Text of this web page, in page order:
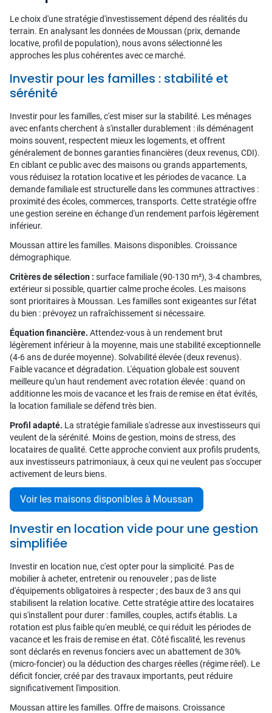
Le choix d'une stratégie d'investissement dépend des réalités du
terrain. En analysant les données de Moussan (prix, demande
locative, profil de population), nous avons sélectionné les
approches les plus cohérentes avec ce marché.
Investir pour les familles : stabilité et
sérénité
Investir pour les familles, c'est miser sur la stabilité. Les ménages
avec enfants cherchent à s'installer durablement : ils déménagent
moins souvent, respectent mieux les logements, et offrent
généralement de bonnes garanties financières (deux revenus, CDI).
En ciblant ce public avec des maisons ou grands appartements,
vous réduisez la rotation locative et les périodes de vacance. La
demande familiale est structurelle dans les communes attractives :
proximité des écoles, commerces, transports. Cette stratégie offre
une gestion sereine en échange d'un rendement parfois légèrement
inférieur.
Moussan attire les familles. Maisons disponibles. Croissance
démographique.
Critères de sélection : surface familiale (90-130 m²), 3-4 chambres,
extérieur si possible, quartier calme proche écoles. Les maisons
sont prioritaires à Moussan. Les familles sont exigeantes sur l'état
du bien : prévoyez un rafraîchissement si nécessaire.
Équation financière. Attendez-vous à un rendement brut
légèrement inférieur à la moyenne, mais une stabilité exceptionnelle
(4-6 ans de durée moyenne). Solvabilité élevée (deux revenus).
Faible vacance et dégradation. L'équation globale est souvent
meilleure qu'un haut rendement avec rotation élevée : quand on
additionne les mois de vacance et les frais de remise en état évités,
la location familiale se défend très bien.
Profil adapté. La stratégie familiale s'adresse aux investisseurs qui
veulent de la sérénité. Moins de gestion, moins de stress, des
locataires de qualité. Cette approche convient aux profils prudents,
aux investisseurs patrimoniaux, à ceux qui ne veulent pas s'occuper
activement de leurs biens.
Voir les maisons disponibles à Moussan
Investir en location vide pour une gestion
simplifiée
Investir en location nue, c'est opter pour la simplicité. Pas de
mobilier à acheter, entretenir ou renouveler ; pas de liste
d'équipements obligatoires à respecter ; des baux de 3 ans qui
stabilisent la relation locative. Cette stratégie attire des locataires
qui s'installent pour durer : familles, couples, actifs établis. La
rotation est plus faible qu'en meublé, ce qui réduit les périodes de
vacance et les frais de remise en état. Côté fiscalité, les revenus
sont déclarés en revenus fonciers avec un abattement de 30%
(micro-foncier) ou la déduction des charges réelles (régime réel). Le
déficit foncier, créé par des travaux importants, peut réduire
significativement l'imposition.
Moussan attire les familles. Offre de maisons. Croissance